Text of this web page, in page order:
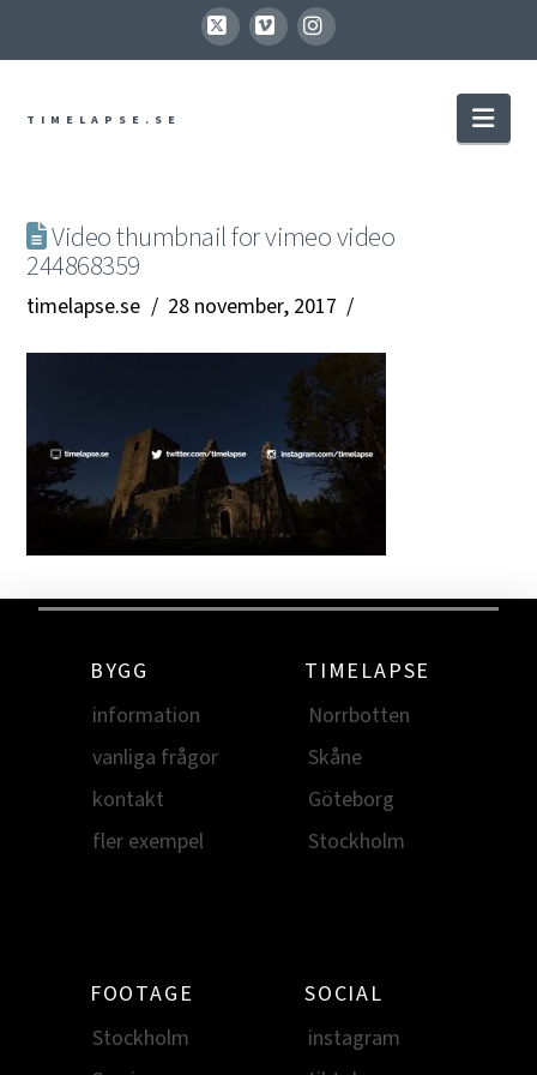
X VimeoInstagram
TIMELAPSE.SE
Video thumbnail for vimeo video
244868359
timelapse.se 28 november, 2017
BYGG
information
vanliga frågor
kontakt
fler exempel
TIMELAPSE
Norrbotten
Skåne
Göteborg
Stockholm
FOOTAGE
Stockholm
SOCIAL
instagram